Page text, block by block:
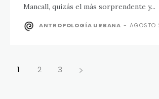
Mancall, quizás el más sorprendente y...
ANTROPOLOGÍA URBANA -
1 2 3